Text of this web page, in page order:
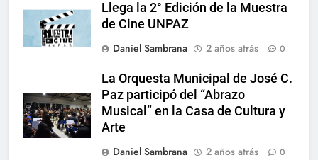
Llega la 2° Edición de la Muestra
de Cine UNPAZ
Daniel Sambrana
2 años atrás 0
La Orquesta Municipal de José C.
Paz participó del “Abrazo
Musical” en la Casa de Cultura y
Arte
Daniel Sambrana
2 años atrás 0